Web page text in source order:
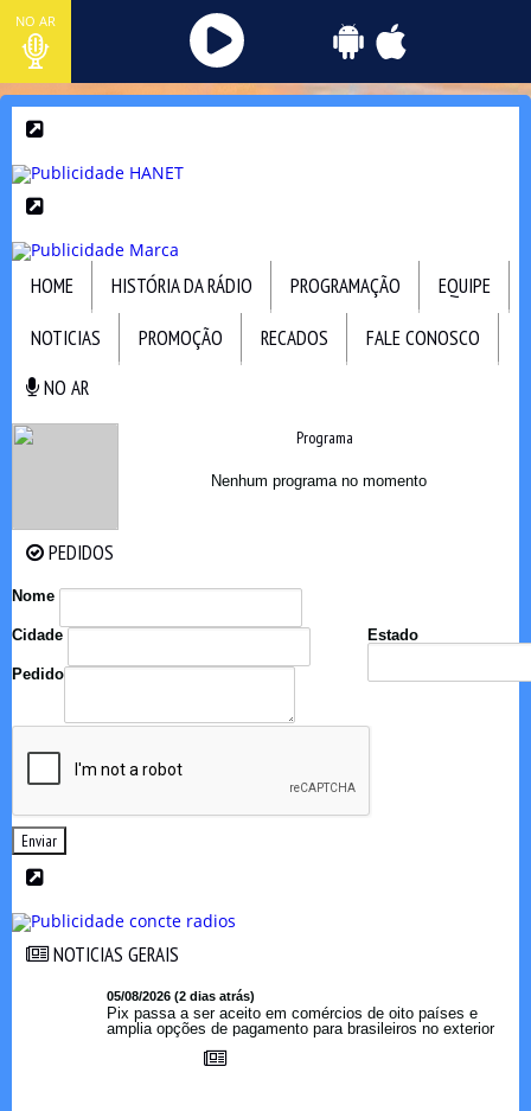
NO AR
HOME HISTÓRIA DA RÁDIO PROGRAMAÇÃO
EQUIPE
NOTICIAS
PROMOÇÃO RECADOS
FALE CONOSCO
NO AR
Programa
Nenhum programa no momento
PEDIDOS
Nome
Cidade Estado
Pedido
Enviar
NOTICIAS GERAIS
05/08/2026 (2 dias atrás)
Pix passa a ser aceito em comércios de oito países e
amplia opções de pagamento para brasileiros no exterior